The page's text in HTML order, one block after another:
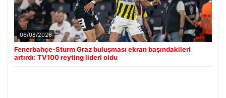
06/08/2026
Fenerbahçe-Sturm Graz buluşması ekran başındakileri
artırdı: TV100 reyting lideri oldu